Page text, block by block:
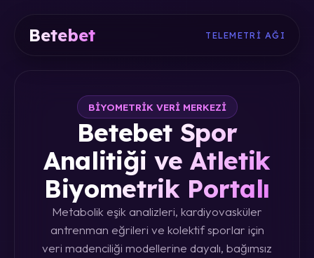
Betebet TELEMETRI AĞI
BIYOMETRIK VERI MERKEZI
Betebet Spor
Analitiği ve Atletik
Biyometrik Portalı
Metabolik eşik analizleri, kardiyovasküler
antrenman eğrileri ve kolektif sporlar için
veri madenciliği modellerine dayalı, bağımsız